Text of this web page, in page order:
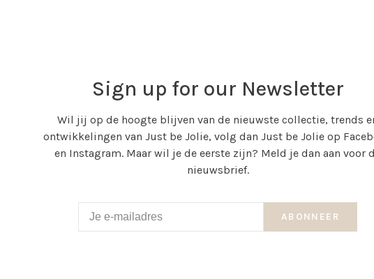
Sign up for our Newsletter
Wil jij op de hoogte blijven van de nieuwste collectie, trends
ontwikkelingen van Just be Jolie, volg dan Just be Jolie op
en Instagram. Maar wil je de eerste zijn? Meld je dan aan voor
nieuwsbrief.
ABONNEER